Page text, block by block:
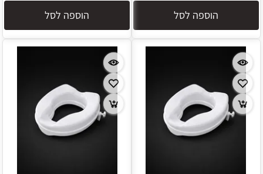
הוספה לסל הוספה לסל